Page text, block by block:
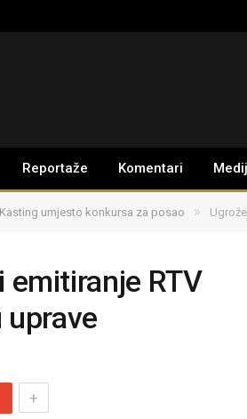
Reportaže Komentari
Kasting umjesto konkursa za posao »
emitiranje RTV
uprave
+